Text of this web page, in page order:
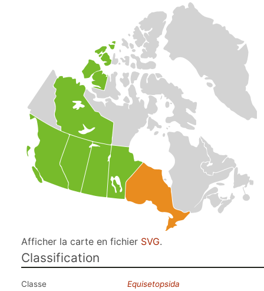
Afficher la carte en fichier SVG.
Classification
Classe
Equisetopsida